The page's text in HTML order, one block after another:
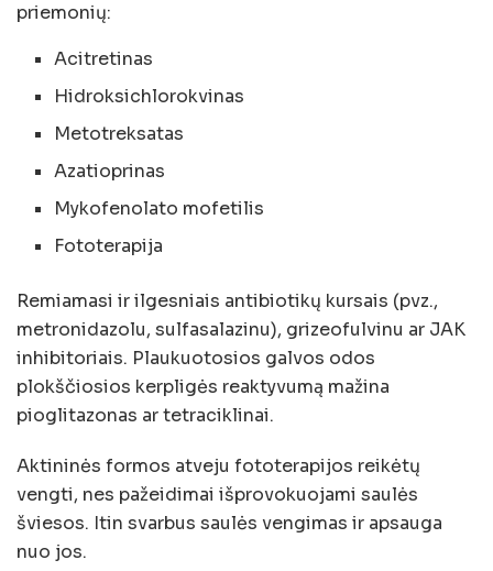
priemonių:
Acitretinas
Hidroksichlorokvinas
Metotreksatas
Azatioprinas
Mykofenolato mofetilis
Fototerapija
Remiamasi ir ilgesniais antibiotikų kursais (pvz.,
metronidazolu, sulfasalazinu), grizeofulvinu ar JAK
inhibitoriais. Plaukuotosios galvos odos
plokščiosios kerpligės reaktyvumą mažina
pioglitazonas ar tetraciklinai.
Aktininės formos atveju fototerapijos reikėtų
vengti, nes pažeidimai išprovokuojami saulės
šviesos. Itin svarbus saulės vengimas ir apsauga
nuo jos.